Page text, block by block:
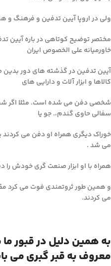
ولی در اروپا آیین تدفین و فرهنگ و
مختصر توضیح کوتاهی در باره آیین
خاورمیانه علی الخصوص ایران
آیین تدفین در گذشته های دور
کالاها و ابزار آلات و دارایی های
شخصی دفن می شده است. مثلا اگر
سفالی حاوی گندم،. جو یا
خوراک دیگری همراه او دفن می
می شد .
همراه با او ابزار صنعت گری خودش را
و همین طور ثروتمندی فوت می کرد
می کردند.
به همین دلیل در قبور
معروف به قبر گبری می